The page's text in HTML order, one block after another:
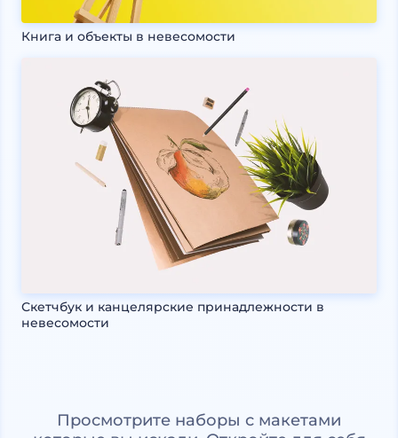
Книга и объекты в невесомости
Скетчбук и канцелярские принадлежности в
невесомости
Просмотрите наборы с макетами